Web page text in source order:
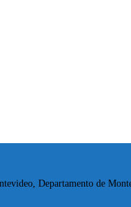
Departamento de